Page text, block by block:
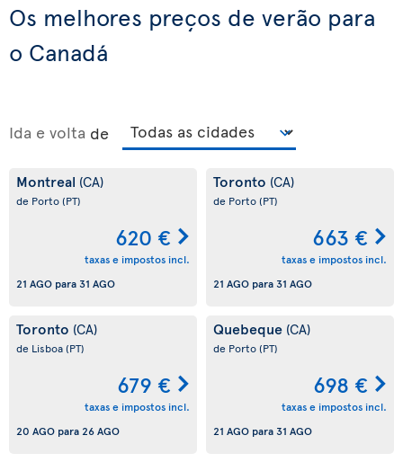
Os melhores preços de verão para
o Canadá
Ida e volta de
Montreal (CA)
de Porto(PT)
620 €
taxas e impostos incl.
21 AGO para 31 AGO
Toronto (CA)
de Porto(PT)
663 €
taxas e impostos incl.
21 AGO para 31 AGO
Toronto (CA)
de Lisboa(PT)
679 €
taxas e impostos incl.
20 AGO para26 AGO
Quebeque (CA)
de Porto(PT)
698 €
taxas e impostos incl.
21 AGO para 31 AGO